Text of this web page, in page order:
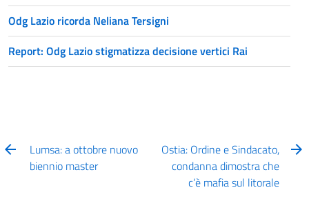
Odg Lazio ricorda Neliana Tersigni
Report: Odg Lazio stigmatizza decisione vertici Rai
Lumsa: a ottobre nuovo
biennio master
Ostia: Ordine e Sindacato,
condanna dimostra che
c’è mafia sul litorale